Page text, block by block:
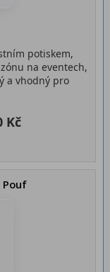
potiskem,
na eventech,
a vhodný pro
Kč
Pouf